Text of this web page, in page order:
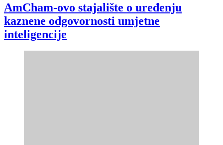
AmCham-ovo stajalište o uređenju
kaznene odgovornosti umjetne
inteligencije